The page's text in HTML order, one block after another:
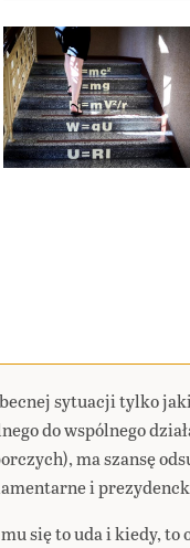
sytuacji tylko
do wspólnego
ma szansę
i
się to uda i kiedy,